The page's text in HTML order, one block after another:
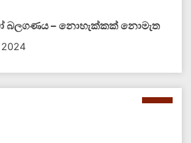
බලගණය – නොහැක්කක් නොමැත​
2024